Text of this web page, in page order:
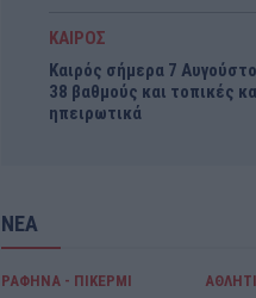
ΚΑΙΡΟΣ
Καιρός σήμερα 7
38 βαθμούς και τοπικές
ηπειρωτικά
ΝΕΑ
ΡΑΦΗΝΑ - ΠΙΚΕΡΜΙ